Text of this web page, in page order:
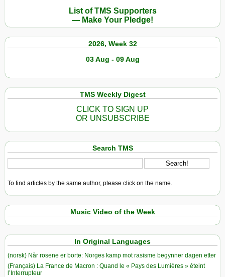
List of TMS Supporters
— Make Your Pledge!
2026, Week 32
03 Aug - 09 Aug
TMS Weekly Digest
CLICK TO SIGN UP
OR UNSUBSCRIBE
Search TMS
To find articles by the same author, please click on the name.
Music Video of the Week
In Original Languages
(norsk) Når rosene er borte: Norges kamp mot rasisme begynner dagen etter
(Français) La France de Macron : Quand le « Pays des Lumières » éteint
l’Interrupteur